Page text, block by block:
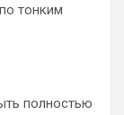
тонким
полностью